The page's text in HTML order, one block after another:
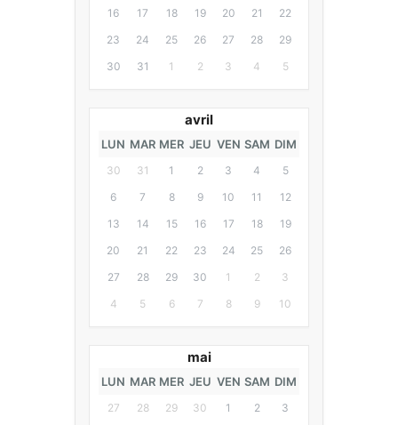
16
17 18 19 20 21
22
23
24 25 26 27 28
29
30
31 1 2 3 4 5
avril
LUN MAR MER JEU VEN SAM DIM
30 31 1 2 3 4
5
6
7 8 9 10 11
12
13
14 15 16 17 18
19
20
21 22 23 24 25
26
27
28 29 30 1 2
3
4
5 6 7 8 9 10
mai
LUN MAR MER JEU VEN SAM DIM
27 28 29 30 1 2
3